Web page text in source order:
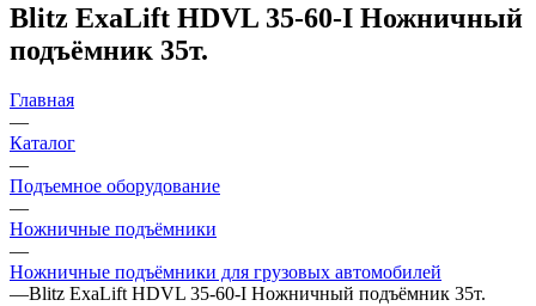
Blitz ExaLift HDVL 35-60-I Ножничный
подъёмник 35т.
Главная
—
Каталог
—
Подъемное оборудование
—
Ножничные подъёмники
—
Ножничные подъёмники для грузовых автомобилей
—Blitz ExaLift HDVL 35-60-I Ножничный подъёмник 35т.